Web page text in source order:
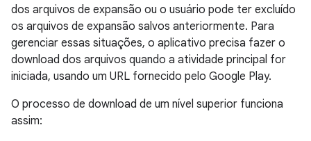
dos arquivos de expansão ou o usuário pode ter excluído
os arquivos de expansão salvos anteriormente. Para
gerenciar essas situações, o aplicativo precisa fazer o
download dos arquivos quando a atividade principal for
iniciada, usando um URL fornecido pelo Google Play.
O processo de download de um nível superior funciona
assim: